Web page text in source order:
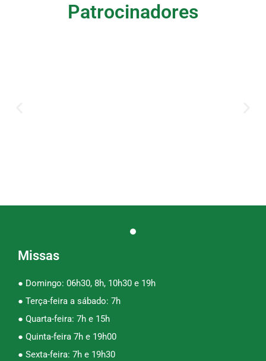
Patrocinadores
Missas
● Domingo: 06h30, 8h, 10h30 e 19h
● Terça-feira a sábado: 7h
● Quarta-feira: 7h e 15h
● Quinta-feira 7h e 19h00
● Sexta-feira: 7h e 19h30